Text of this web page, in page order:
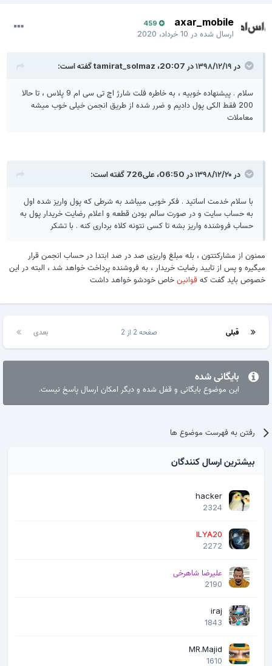
axar_mobile
459
ارسال شده در10 خرداد، 2020
در ۱۳۹۸/۱۲/۱۹ در 20:07، tamirat_solmazگفته است:
سلام . پیشنهاده خوبیه ، به خاطره فلت شارژ اچ تی سی ام 9 پلاس ، تا حالا
200 فقط الکی پول دادیم و ضرر شده از طریق انجمن خیلی خوب میشه
معاملات
در ۱۳۹۸/۱۲/۲۰ در 06:50، علی726 گفته است:
با سلام خدمت اساتید . فکر خوبی میباشد به شرطی که پول واریز شده اول
به حساب سایت و در صورت سالم بودن قطعه و اعلام رضایت خریدار پول به
حساب فروشنده واریز بشه تا کسی نتونه کلاه برداری کنه . با تشکر
ممنون از مشارکتتون ، بله مبلغ واریزی صد در صد ابتدا در حساب انجمن قرار
میگیره و پس از تایید رضایت خریدار ، به فروشنده پرداخت خواهد شد ، البته در این
خصوص باید گفت کهقوانینخاص خودشو خواهد داشت
قبلی بعدی صفحه 2 از 2
بایگانی شده
این موضوع بایگانی و قفل شده و دیگر امکان ارسال پاسخ نیست.
رفتن به فهرست موضوع ها
بیشترین ارسال کنندگان
hacker
2324
ILYA20
2272
علیرضا شاهرخی
2190
iraj
1843
MR.Majid
1610